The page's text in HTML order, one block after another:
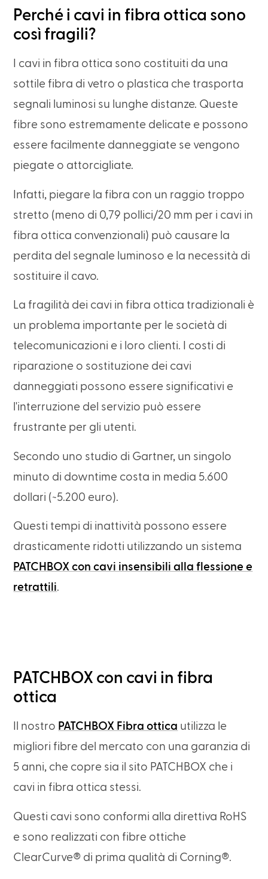
Perché i cavi in fibra ottica sono
così fragili?
I cavi in fibra ottica sono costituiti da una
sottile fibra di vetro o plastica che trasporta
segnali luminosi su lunghe distanze. Queste
fibre sono estremamente delicate e possono
essere facilmente danneggiate se vengono
piegate o attorcigliate.
Infatti, piegare la fibra con un raggio troppo
stretto (meno di 0,79 pollici/20 mm per i cavi in
fibra ottica convenzionali) può causare la
perdita del segnale luminoso e la necessità di
sostituire il cavo.
La fragilità dei cavi in fibra ottica tradizionali è
un problema importante per le società di
telecomunicazioni e i loro clienti. I costi di
riparazione o sostituzione dei cavi
danneggiati possono essere significativi e
l'interruzione del servizio può essere
frustrante per gli utenti.
Secondo uno studio di Gartner, un singolo
minuto di downtime costa in media 5.600
dollari (~5.200 euro).
Questi tempi di inattività possono essere
drasticamente ridotti utilizzando un sistema
PATCHBOX con cavi insensibili alla flessione e
retrattili.
PATCHBOX con cavi in fibra
ottica
Il nostro PATCHBOX Fibra ottica utilizza le
migliori fibre del mercato con una garanzia di
5 anni, che copre sia il sito PATCHBOX che i
cavi in fibra ottica stessi.
Questi cavi sono conformi alla direttiva RoHS
e sono realizzati con fibre ottiche
ClearCurve® di prima qualità di Corning®.